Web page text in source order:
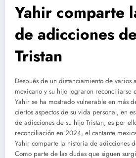
Yahir comparte
de adicciones
Tristan
Después de un distanciamiento de varios
mexicano y su hijo lograron reconciliarse
Yahir se ha mostrado vulnerable en más
ciertos aspectos de su vida personal, en
de adicciones de su hijo Tristan, es por
reconciliación en 2024, el cantante
Yahir comparte la historia de adicciones
Como parte de las dudas que siguen